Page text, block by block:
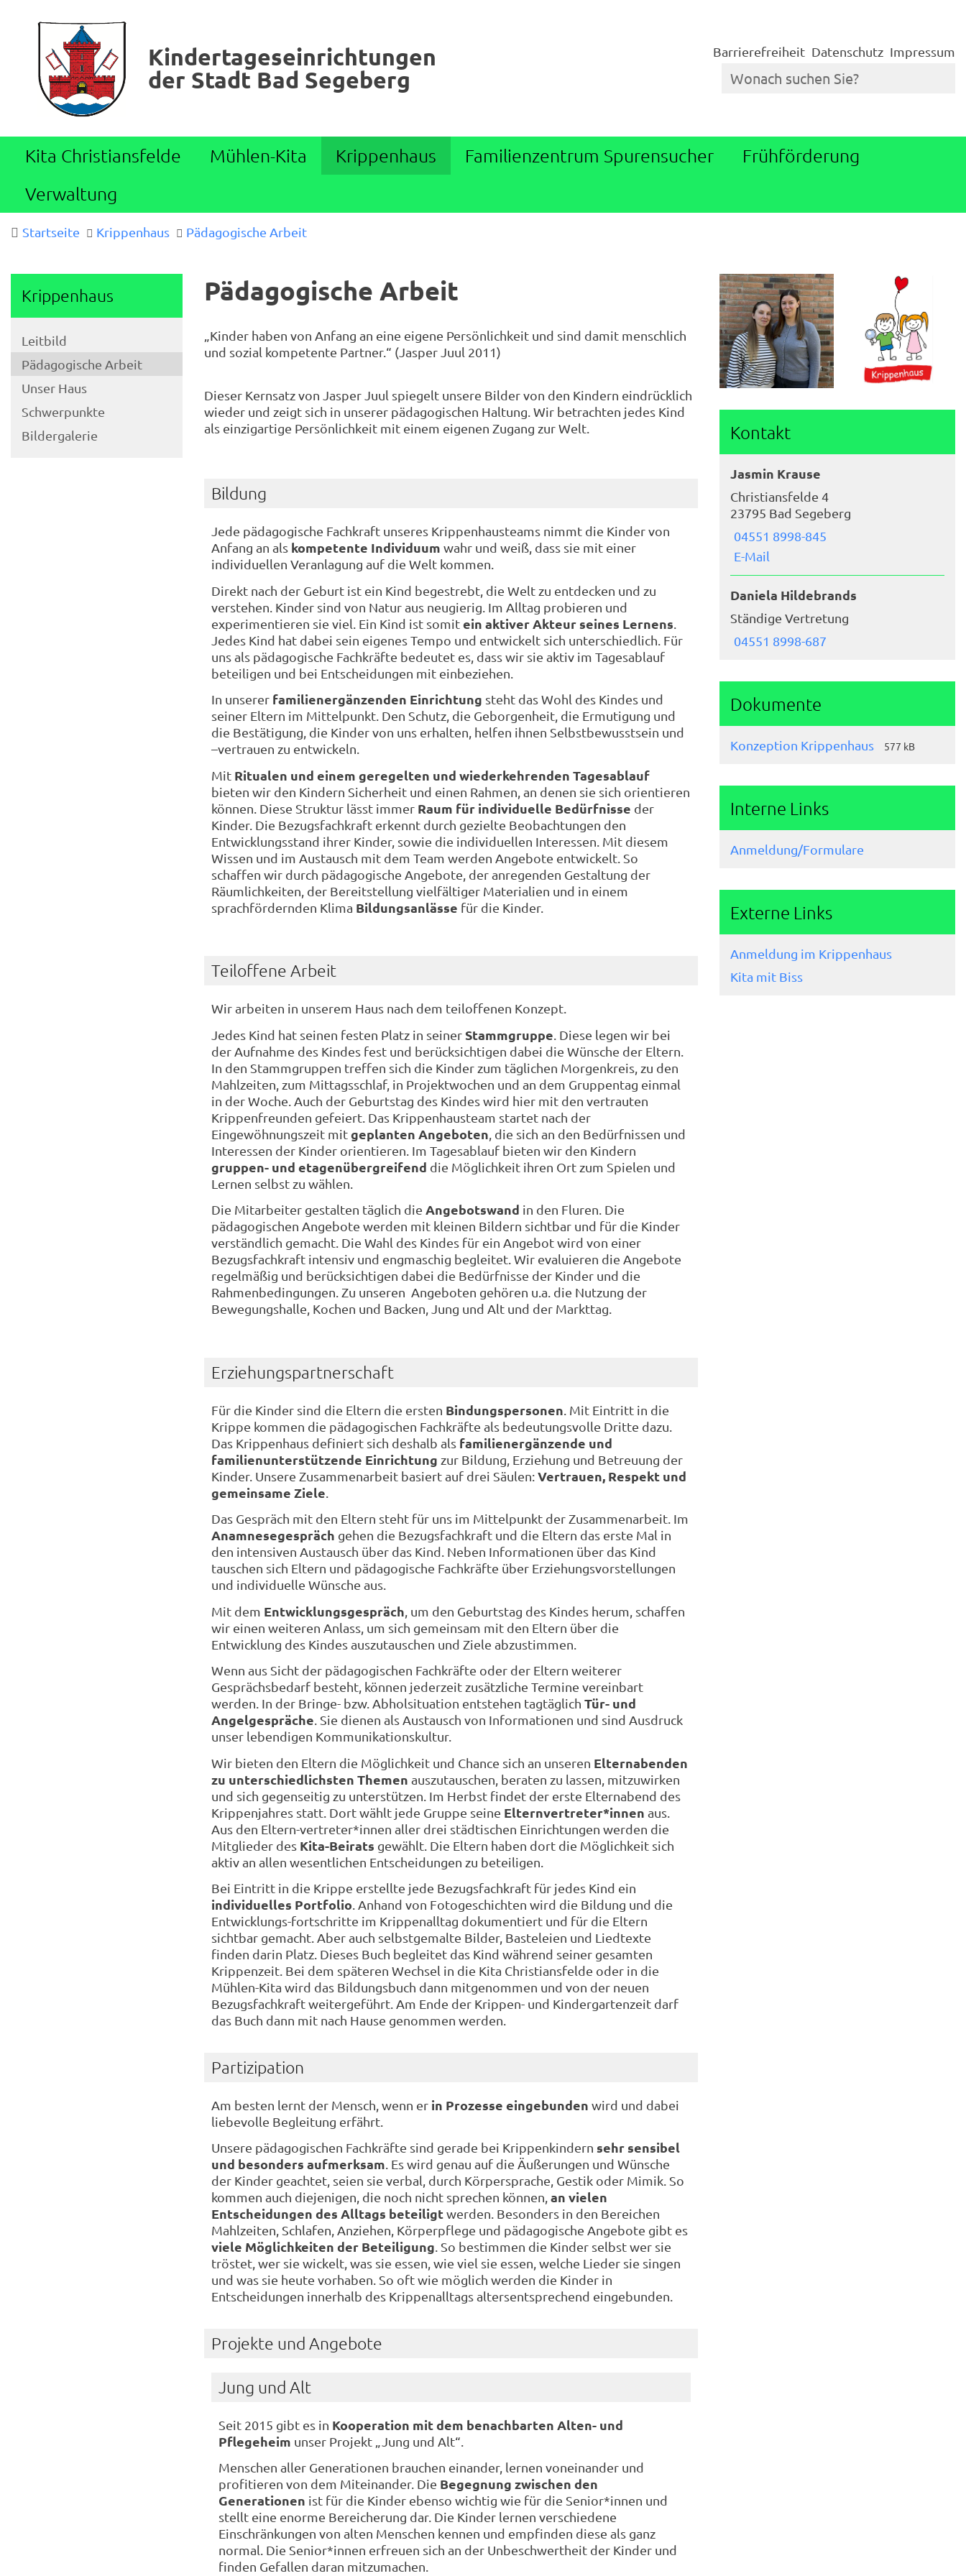
Kindertageseinrichtungen
der Stadt Bad Segeberg
Barrierefreiheit Datenschutz Impressum
Kita Christiansfelde Mühlen-Kita Krippenhaus Familienzentrum Spurensucher
Frühförderung
Verwaltung
Startseite Krippenhaus Pädagogische Arbeit
Krippenhaus
Leitbild
Pädagogische Arbeit
Unser Haus
Schwerpunkte
Bildergalerie
Pädagogische Arbeit
„Kinder haben von Anfang an eine eigene Persönlichkeit und sind damit menschlich
und sozial kompetente Partner.“ (Jasper Juul 2011)
Dieser Kernsatz von Jasper Juul spiegelt unsere Bilder von den Kindern eindrücklich
wieder und zeigt sich in unserer pädagogischen Haltung. Wir betrachten jedes Kind
als einzigartige Persönlichkeit mit einem eigenen Zugang zur Welt.
Bildung
Jede pädagogische Fachkraft unseres Krippenhausteams nimmt die Kinder von
Anfang an als kompetente Individuum wahr und weiß, dass sie mit einer
individuellen Veranlagung auf die Welt kommen.
Direkt nach der Geburt ist ein Kind begestrebt, die Welt zu entdecken und zu
verstehen. Kinder sind von Natur aus neugierig. Im Alltag probieren und
experimentieren sie viel. Ein Kind ist somitein aktiver Akteur seines Lernens
Jedes Kind hat dabei sein eigenes Tempo und entwickelt sich unterschiedlich. Für
uns als pädagogische Fachkräfte bedeutet es, dass wir sie aktiv im Tagesablauf
beteiligen und bei Entscheidungen mit einbeziehen.
In unserer familienergänzenden Einrichtung steht das Wohl des Kindes und
seiner Eltern im Mittelpunkt. Den Schutz, die Geborgenheit, die Ermutigung und
die Bestätigung, die Kinder von uns erhalten, helfen ihnen Selbstbewusstsein und
–vertrauen zu entwickeln.
Mit Ritualen und einem geregelten und wiederkehrenden Tagesablauf
bieten wir den Kindern Sicherheit und einen Rahmen, an denen sie sich orientieren
können. Diese Struktur lässt immer Raum für individuelle Bedürfnisse der
Kinder. Die Bezugsfachkraft erkennt durch gezielte Beobachtungen den
Entwicklungsstand ihrer Kinder, sowie die individuellen Interessen. Mit diesem
Wissen und im Austausch mit dem Team werden Angebote entwickelt. So
schaffen wir durch pädagogische Angebote, der anregenden Gestaltung der
Räumlichkeiten, der Bereitstellung vielfältiger Materialien und in einem
sprachfördernden Klima Bildungsanlässe für die Kinder.
Teiloffene Arbeit
Wir arbeiten in unserem Haus nach dem teiloffenen Konzept.
Jedes Kind hat seinen festen Platz in seiner Stammgruppe . Diese legen wir bei
der Aufnahme des Kindes fest und berücksichtigen dabei die Wünsche der Eltern.
In den Stammgruppen treffen sich die Kinder zum täglichen Morgenkreis, zu den
Mahlzeiten, zum Mittagsschlaf, in Projektwochen und an dem Gruppentag einmal
in der Woche. Auch der Geburtstag des Kindes wird hier mit den vertrauten
Krippenfreunden gefeiert. Das Krippenhausteam startet nach der
Eingewöhnungszeit mitgeplanten Angeboten , die sich an den Bedürfnissen und
Interessen der Kinder orientieren. Im Tagesablauf bieten wir den Kindern
gruppen- und etagenübergreifend die Möglichkeit ihren Ort zum Spielen und
Lernen selbst zu wählen.
Die Mitarbeiter gestalten täglich die Angebotswand in den Fluren. Die
pädagogischen Angebote werden mit kleinen Bildern sichtbar und für die Kinder
verständlich gemacht. Die Wahl des Kindes für ein Angebot wird von einer
Bezugsfachkraft intensiv und engmaschig begleitet. Wir evaluieren die Angebote
regelmäßig und berücksichtigen dabei die Bedürfnisse der Kinder und die
Rahmenbedingungen. Zu unseren Angeboten gehören u.a. die Nutzung der
Bewegungshalle, Kochen und Backen, Jung und Alt und der Markttag.
Erziehungspartnerschaft
Für die Kinder sind die Eltern die ersten Bindungspersonen . Mit Eintritt in die
Krippe kommen die pädagogischen Fachkräfte als bedeutungsvolle Dritte dazu.
Das Krippenhaus definiert sich deshalb als familienergänzende und
familienunterstützende Einrichtung zur Bildung, Erziehung und Betreuung der
Kinder. Unsere Zusammenarbeit basiert auf drei Säulen:Vertrauen, Respekt und
gemeinsame Ziele
Das Gespräch mit den Eltern steht für uns im Mittelpunkt der Zusammenarbeit. Im
Anamnesegespräch gehen die Bezugsfachkraft und die Eltern das erste Mal in
den intensiven Austausch über das Kind. Neben Informationen über das Kind
tauschen sich Eltern und pädagogische Fachkräfte über Erziehungsvorstellungen
und individuelle Wünsche aus.
Mit dem Entwicklungsgespräch , um den Geburtstag des Kindes herum, schaffen
wir einen weiteren Anlass, um sich gemeinsam mit den Eltern über die
Entwicklung des Kindes auszutauschen und Ziele abzustimmen.
Wenn aus Sicht der pädagogischen Fachkräfte oder der Eltern weiterer
Gesprächsbedarf besteht, können jederzeit zusätzliche Termine vereinbart
werden. In der Bringe- bzw. Abholsituation entstehen tagtäglich Tür- und
Angelgespräche . Sie dienen als Austausch von Informationen und sind Ausdruck
unser lebendigen Kommunikationskultur.
Wir bieten den Eltern die Möglichkeit und Chance sich an unseren Elternabenden
zu unterschiedlichsten Themen auszutauschen, beraten zu lassen, mitzuwirken
und sich gegenseitig zu unterstützen. Im Herbst findet der erste Elternabend des
Krippenjahres statt. Dort wählt jede Gruppe seine Elternvertreter*innen aus.
Aus den Eltern-vertreter*innen aller drei städtischen Einrichtungen werden die
Mitglieder des Kita-Beirats gewählt. Die Eltern haben dort die Möglichkeit sich
aktiv an allen wesentlichen Entscheidungen zu beteiligen.
Bei Eintritt in die Krippe erstellte jede Bezugsfachkraft für jedes Kind ein
individuelles Portfolio . Anhand von Fotogeschichten wird die Bildung und die
Entwicklungs-fortschritte im Krippenalltag dokumentiert und für die Eltern
sichtbar gemacht. Aber auch selbstgemalte Bilder, Basteleien und Liedtexte
finden darin Platz. Dieses Buch begleitet das Kind während seiner gesamten
Krippenzeit. Bei dem späteren Wechsel in die Kita Christiansfelde oder in die
Mühlen-Kita wird das Bildungsbuch dann mitgenommen und von der neuen
Bezugsfachkraft weitergeführt. Am Ende der Krippen- und Kindergartenzeit darf
das Buch dann mit nach Hause genommen werden.
Partizipation
Am besten lernt der Mensch, wenn er in Prozesse eingebunden wird und dabei
liebevolle Begleitung erfährt.
Unsere pädagogischen Fachkräfte sind gerade bei Krippenkindern sehr sensibel
und besonders aufmerksam . Es wird genau auf die Äußerungen und Wünsche
der Kinder geachtet, seien sie verbal, durch Körpersprache, Gestik oder Mimik. So
kommen auch diejenigen, die noch nicht sprechen können, an vielen
Entscheidungen des Alltags beteiligt werden. Besonders in den Bereichen
Mahlzeiten, Schlafen, Anziehen, Körperpflege und pädagogische Angebote gibt es
viele Möglichkeiten der Beteiligung . So bestimmen die Kinder selbst wer sie
tröstet, wer sie wickelt, was sie essen, wie viel sie essen, welche Lieder sie singen
und was sie heute vorhaben. So oft wie möglich werden die Kinder in
Entscheidungen innerhalb des Krippenalltags altersentsprechend eingebunden.
Projekte und Angebote
Jung und Alt
Seit 2015 gibt es in Kooperation mit dem benachbarten Alten- und
Pflegeheim unser Projekt „Jung und Alt“.
Menschen aller Generationen brauchen einander, lernen voneinander und
profitieren von dem Miteinander. Die Begegnung zwischen den
Generationen ist für die Kinder ebenso wichtig wie für die Senior*innen und
stellt eine enorme Bereicherung dar. Die Kinder lernen verschiedene
Einschränkungen von alten Menschen kennen und empfinden diese als ganz
normal. Die Senior*innen erfreuen sich an der Unbeschwertheit der Kinder und
finden Gefallen daran mitzumachen.
Kontakt
Jasmin Krause
Christiansfelde 4
23795 Bad Segeberg
04551 8998-845
E-Mail
Daniela Hildebrands
Ständige Vertretung
04551 8998-687
Dokumente
Konzeption Krippenhaus 577 kB
Interne Links
Anmeldung/Formulare
Externe Links
Anmeldung im Krippenhaus
Kita mit Biss